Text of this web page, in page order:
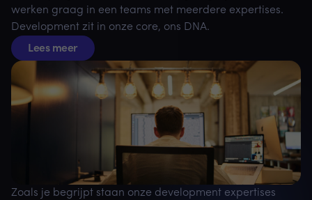
werken graag in een teams met meerdere expertises.
Development zit in onze core, ons DNA.
Lees meer
Zoals je begrijpt staan onze development expertises